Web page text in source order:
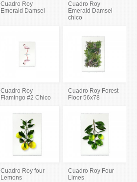
Cuadro Roy
Emerald Damsel
Cuadro Roy
Emerald Damsel
chico
Cuadro Roy
Flamingo #2 Chico
Cuadro Roy Forest
Floor 56x78
Cuadro Roy four
Lemons
Cuadro Roy Four
Limes